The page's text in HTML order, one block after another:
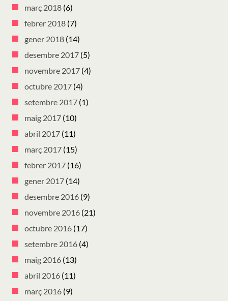
març 2018 (6)
febrer 2018 (7)
gener 2018 (14)
desembre 2017 (5)
novembre 2017 (4)
octubre 2017 (4)
setembre 2017 (1)
maig 2017 (10)
abril 2017 (11)
març 2017 (15)
febrer 2017 (16)
gener 2017 (14)
desembre 2016 (9)
novembre 2016 (21)
octubre 2016 (17)
setembre 2016 (4)
maig 2016 (13)
abril 2016 (11)
març 2016 (9)